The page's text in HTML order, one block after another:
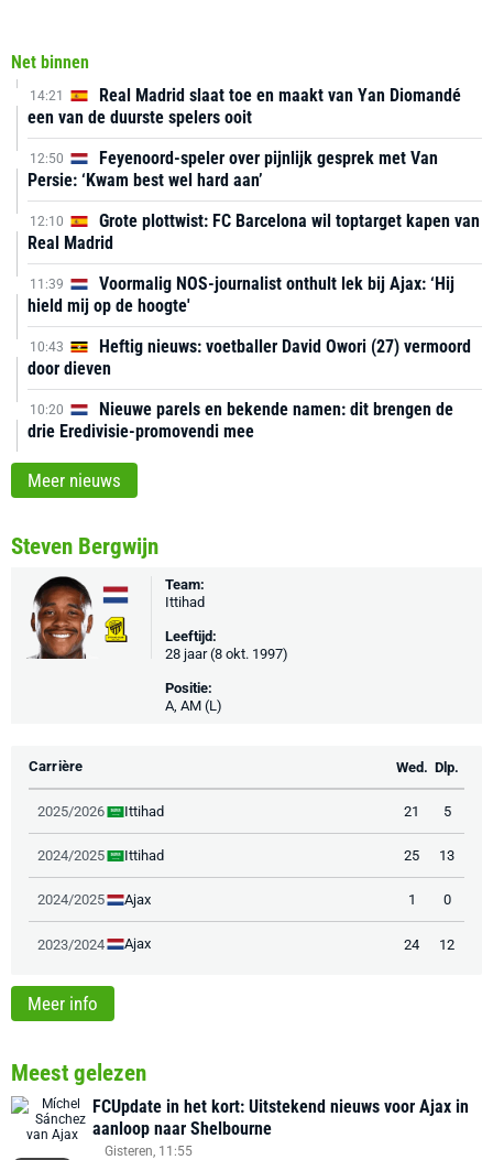
Net binnen
14:21
Real Madrid slaat toe en maakt van Yan Diomandé
een van de duurste spelers ooit
12:50
Feyenoord-speler over pijnlijk gesprek met Van
Persie: ‘Kwam best wel hard aan’
12:10
Grote plottwist: FC Barcelona wil toptarget kapen van
Real Madrid
11:39
Voormalig NOS-journalist onthult lek bij Ajax: ‘Hij
hield mij op de hoogte'
10:43
Heftig nieuws: voetballer David Owori (27) vermoord
door dieven
10:20
Nieuwe parels en bekende namen: dit brengen de
drie Eredivisie-promovendi mee
Meer nieuws
Steven Bergwijn
Team:
Ittihad
Leeftijd:
28 jaar (8 okt. 1997)
Positie:
A, AM (L)
Carrière Wed. Dlp.
2025/2026 Ittihad 21 5
2024/2025 Ittihad 25 13
2024/2025 Ajax 1 0
2023/2024 Ajax 24 12
Meer info
Meest gelezen
FCUpdate in het kort: Uitstekend nieuws voor Ajax in
aanloop naar Shelbourne
Gisteren, 11:55